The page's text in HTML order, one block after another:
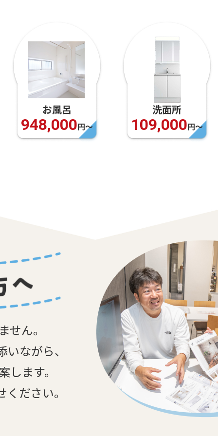
洗面所
109,000円〜
床
99,000円〜
せん。
ながら、
します。
ださい。